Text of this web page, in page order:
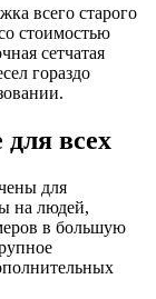
всего старого
стоимостью
сетчатая
гораздо
всех
для
на людей,
в большую